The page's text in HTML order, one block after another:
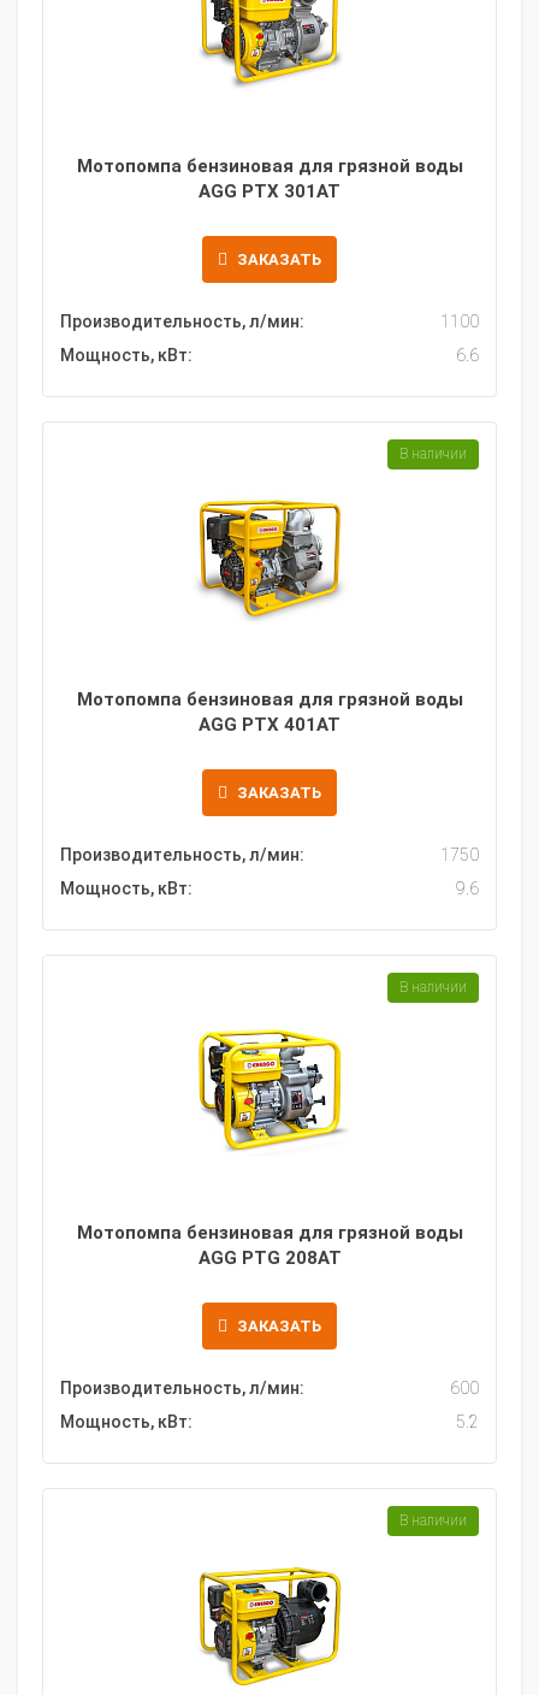
Мотопомпа бензиновая для грязной воды
AGG PTX 301AT
ЗАКАЗАТЬ
Производительность, л/мин:
1100
Мощность, кВт:
6.6
Мотопомпа бензиновая для грязной воды
AGG PTX 401AT
ЗАКАЗАТЬ
Производительность, л/мин:
1750
Мощность, кВт:
9.6
В наличии
Мотопомпа бензиновая для грязной воды
AGG PTG 208AT
ЗАКАЗАТЬ
Производительность, л/мин:
600
Мощность, кВт:
5.2
В наличии
В наличии